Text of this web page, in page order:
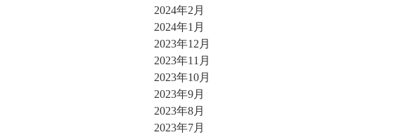
2024年2月
2024年1月
2023年12月
2023年11月
2023年10月
2023年9月
2023年8月
2023年7月